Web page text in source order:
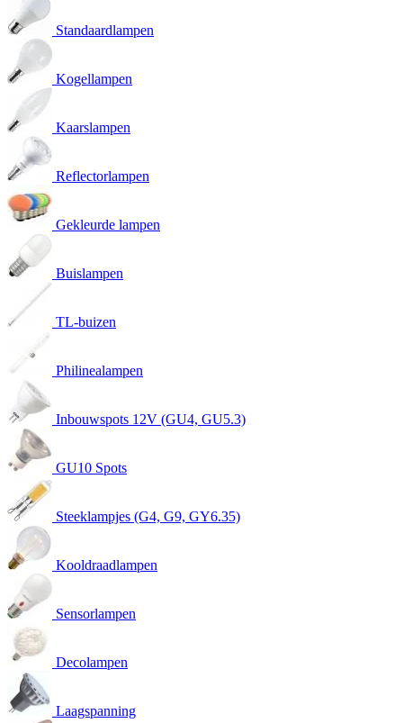
Standaardlampen
Kogellampen
Kaarslampen
Reflectorlampen
Gekleurde lampen
Buislampen
TL-buizen
Philinealampen
Inbouwspots 12V (GU4, GU5.3)
GU10 Spots
Steeklampjes (G4, G9, GY6.35)
Kooldraadlampen
Sensorlampen
Decolampen
Laagspanning